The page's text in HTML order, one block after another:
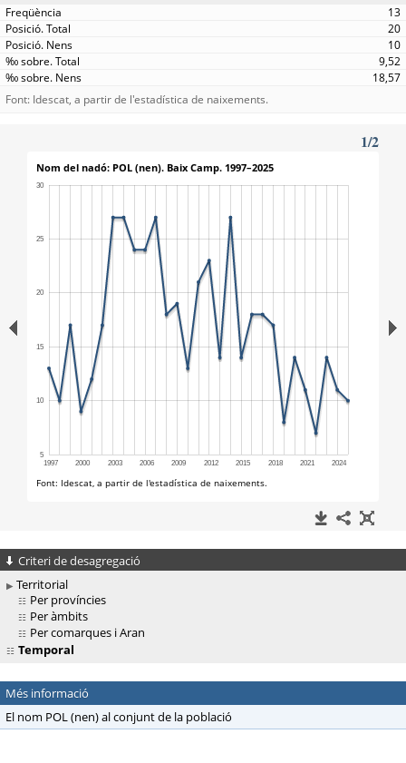
13
20
10
9,52
18,57
Font: Idescat, a partir de l'estadística de naixements.
Criteri de desagregació
Territorial
Per províncies
Per àmbits
Per comarques i Aran
Temporal
Més informació
El nom POL (nen) al conjunt de la població